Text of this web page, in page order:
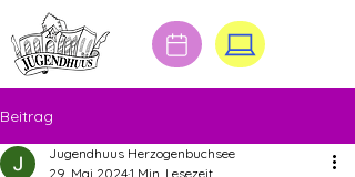
Beitrag
Jugendhuus Herzogenbuchsee
29. Mai 20241 Min. Lesezeit